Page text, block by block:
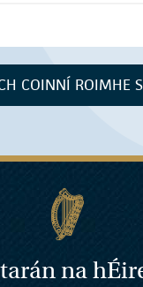
COINNÍ ROIMHE
nah